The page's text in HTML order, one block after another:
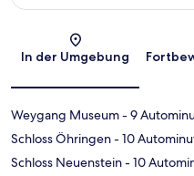
In der Umgebung
Weygang Museum- 9
Schloss Öhringen- 10
Schloss Neuenstein- 10